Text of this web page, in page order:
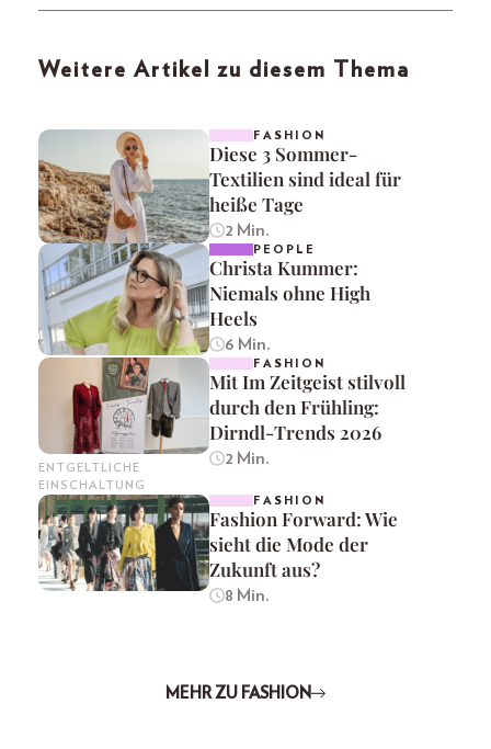
Weitere Artikel zu diesem Thema
FASHION
Diese 3 Sommer-
Textilien sind ideal für
heiße Tage
2 Min.
PEOPLE
Christa Kummer:
Niemals ohne High
Heels
6 Min.
ENTGELTLICHE
EINSCHALTUNG
FASHION
Mit Im Zeitgeist stilvoll
durch den Frühling:
Dirndl-Trends 2026
2 Min.
FASHION
Fashion Forward: Wie
sieht die Mode der
Zukunft aus?
8 Min.
MEHR ZU FASHION